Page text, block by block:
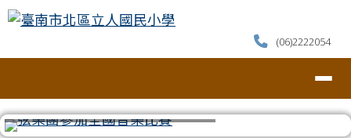
跳至主內容區
臺南市北區立人國民小學
(06)2222054